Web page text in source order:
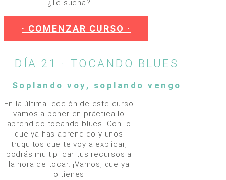
¿Te suena?
· COMENZAR CURSO ·
DÍA 21 · TOCANDO BLUES
Soplando voy, soplando vengo
En la última lección de este curso
vamos a poner en práctica lo
aprendido tocando blues. Con lo
que ya has aprendido y unos
truquitos que te voy a explicar,
podrás multiplicar tus recursos a
la hora de tocar. ¡Vamos, que ya
lo tienes!